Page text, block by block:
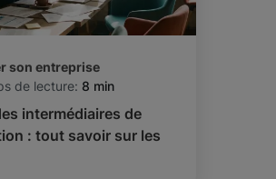
son entreprise
de lecture: 8 min
intermédiaires de
: tout savoir sur les